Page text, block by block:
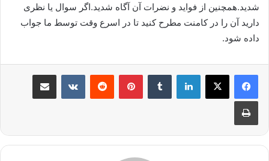
شدید.همچنین از فواید و نضرات آن آگاه شدید.اگر سوال یا نظری
دارید آن را در کامنت مطرح کنید تا در اسرع وقت توسط ما جواب
داده شود.
لینکدین ‫تامبلر ‫پین‌ترست‫رددیت ‫VKontakteاشتراک گذاری از طریق ایمیل
چاپ